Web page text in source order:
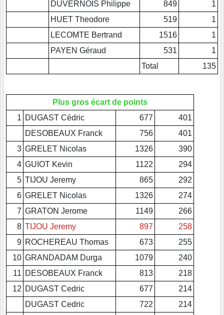
DUVERNOIS Philippe 849
1
HUET Theodore
519
1
LECOMTE Bertrand
1516
1
PAYEN Géraud
531
1
Total
135
Plus gros écart de points
1 DUGAST Cédric 677
401
DESOBEAUX Franck
756
401
3 GRELET Nicolas 1326
390
4 GUIOT Kevin 1122
294
5 TIJOU Jeremy 865
292
6 GRELET Nicolas 1326
274
7 GRATON Jerome 1149
266
8 TIJOU Jeremy 897
258
9 ROCHEREAU Thomas 673
255
10 GRANDADAM Durga 1079
240
11 DESOBEAUX Franck 813
218
12 DUGAST Cedric 677
214
DUGAST Cedric
722
214